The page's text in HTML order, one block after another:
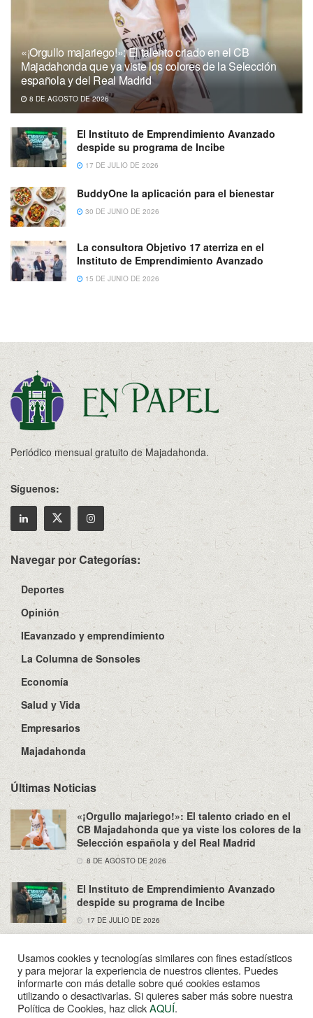
«¡Orgullo majariego!»: El talento criado en el CB
Majadahonda que ya viste los colores de la Selección
española y del Real Madrid
8 DE AGOSTO DE 2026
El Instituto de Emprendimiento Avanzado
despide su programa de Incibe
17 DE JULIO DE 2026
BuddyOne la aplicación para el bienestar
30 DE JUNIO DE 2026
La consultora Objetivo 17 aterriza en el
Instituto de Emprendimiento Avanzado
15 DE JUNIO DE 2026
Periódico mensual gratuito de Majadahonda.
Síguenos:
Navegar por Categorías:
Deportes
Opinión
IEavanzado y emprendimiento
La Columna de Sonsoles
Economía
Salud y Vida
Empresarios
Majadahonda
Últimas Noticias
«¡Orgullo majariego!»: El talento criado en el
CB Majadahonda que ya viste los colores de la
Selección española y del Real Madrid
8 DE AGOSTO DE 2026
El Instituto de Emprendimiento Avanzado
despide su programa de Incibe
17 DE JULIO DE 2026
Sobre Nosotros Política de Privacidad
Aviso Legal
Contacto
Usamos cookies y tecnologías similares con fines estadísticos
y para mejorar la experiencia de nuestros clientes. Puedes
informarte con más detalle sobre qué cookies estamos
utilizando o desactivarlas. Si quieres saber más sobre nuestra
Política de Cookies, haz clickAQUÍ.